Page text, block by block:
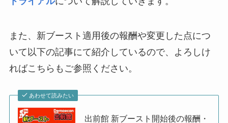
また、新ブースト適用後の報酬や変更した点につ
いて以下の記事にて紹介しているので、よろしけ
ればこちらもご参照ください。
あわせて読みたい
出前館 新ブースト開始後の報酬・